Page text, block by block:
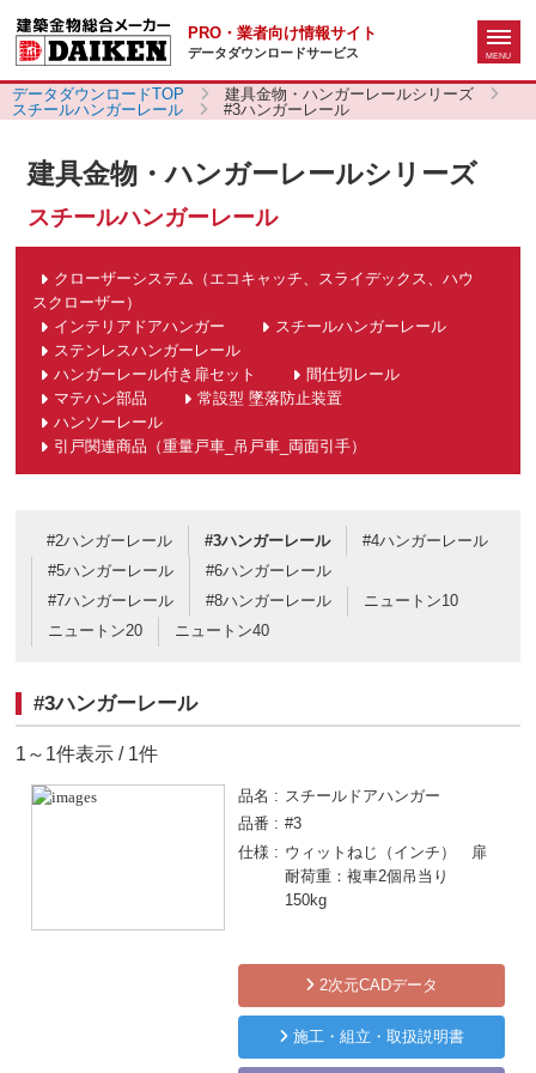
PRO・業者向け情報サイト
データダウンロードサービス
データダウンロードTOP
建具金物・ハンガーレールシリーズ
スチールハンガーレール
#3ハンガーレール
建具金物・ハンガーレールシリーズ
スチールハンガーレール
クローザーシステム（エコキャッチ、スライデックス、ハウ
スクローザー）
インテリアドアハンガー
スチールハンガーレール
ステンレスハンガーレール
ハンガーレール付き扉セット
間仕切レール
マテハン部品
常設型 墜落防止装置
ハンソーレール
引戸関連商品（重量戸車_吊戸車_両面引手）
#2ハンガーレール #3ハンガーレール
#4ハンガーレール
#5ハンガーレール
#6ハンガーレール
#7ハンガーレール
#8ハンガーレール
ニュートン10
ニュートン20
ニュートン40
#3ハンガーレール
1～1件表示 / 1件
品名
スチールドアハンガー
品番
#3
仕様
ウィットねじ（インチ） 扉
耐荷重：複車2個吊当り
150kg
2次元CADデータ
施工・組立・取扱説明書